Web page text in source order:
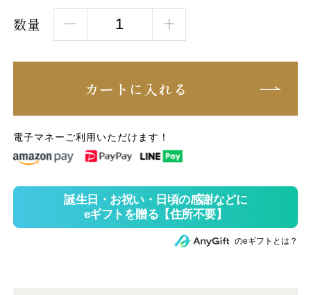
数量
カートに入れる
電子マネーご利用いただけます！
のeギフトとは？